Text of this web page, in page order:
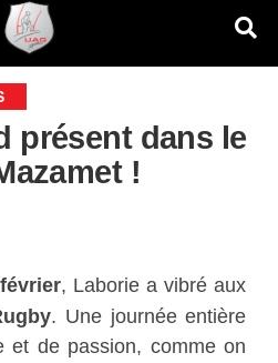
présent dans le
!
, Laborie a vibré aux
. Une journée entière
et de passion, comme on